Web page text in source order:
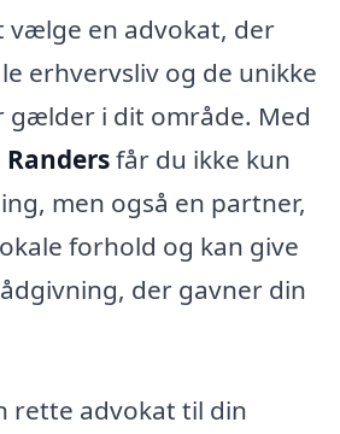
vælge en advokat, der
erhvervsliv og de unikke
gælder i dit område. Med
får du ikke kun
men også en partner,
forhold og kan give
der gavner din
rette advokat til din